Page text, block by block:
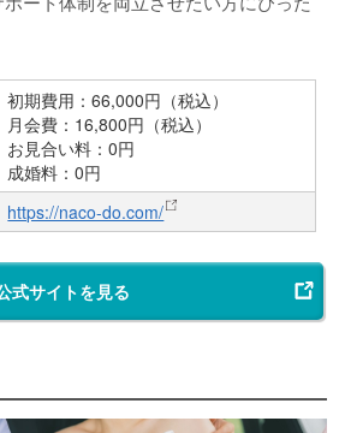
初期費用：66,000円（税込）
月会費：16,800円（税込）
お見合い料：0円
成婚料：0円
https://naco-do.com/
式サイトを見る